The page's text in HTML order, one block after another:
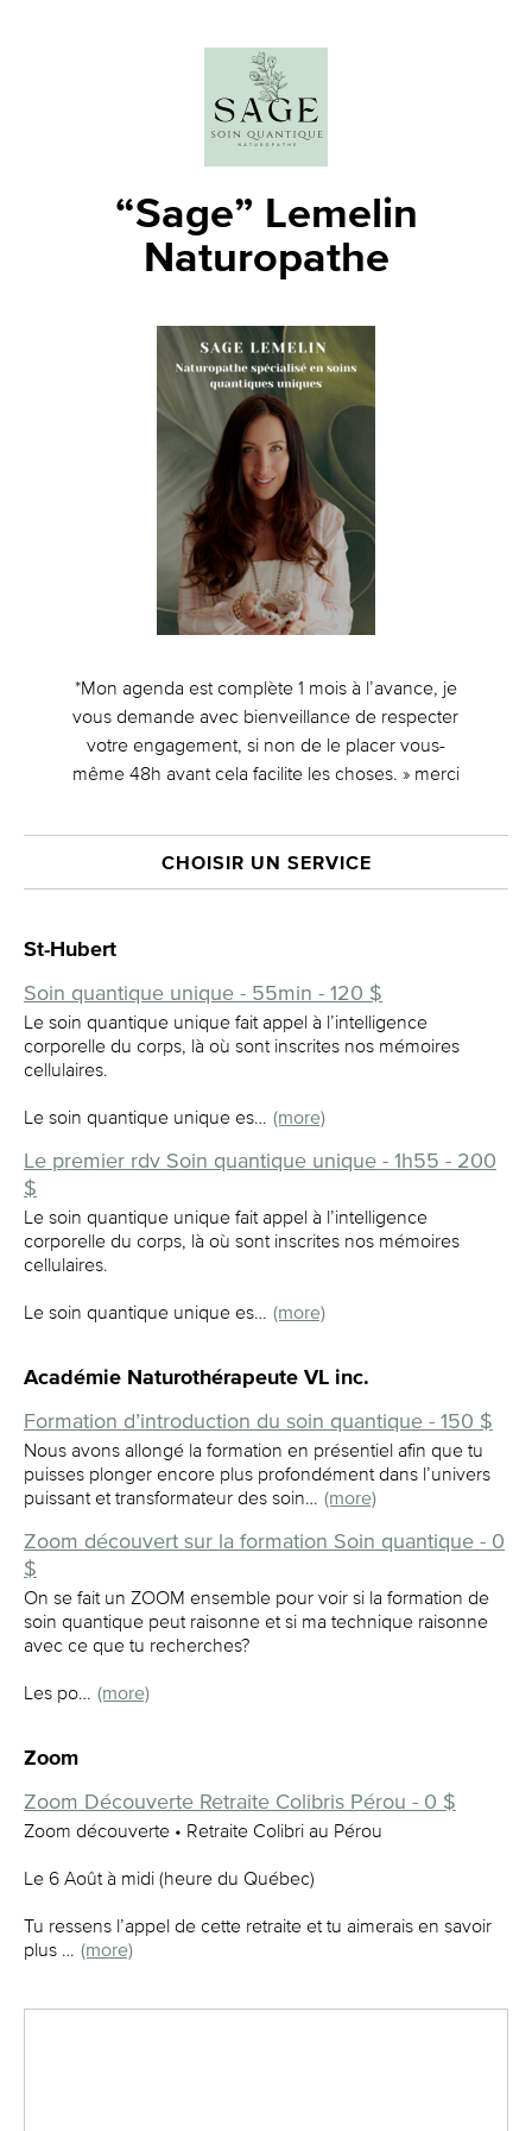
“Sage” Lemelin
Naturopathe
*Mon agenda est complète 1 mois à l’avance, je
vous demande avec bienveillance de respecter
votre engagement, si non de le placer vous-
même 48h avant cela facilite les choses. » merci
CHOISIR UN SERVICE
St-Hubert
Soin quantique unique - 55min - 120 $
Le soin quantique unique fait appel à l’intelligence
corporelle du corps, là où sont inscrites nos mémoires
cellulaires.
Le soin quantique unique es… (more)
Le premier rdv Soin quantique unique - 1h55 - 200
$
Le soin quantique unique fait appel à l’intelligence
corporelle du corps, là où sont inscrites nos mémoires
cellulaires.
Le soin quantique unique es… (more)
Académie Naturothérapeute VL inc.
Formation d’introduction du soin quantique - 150 $
Nous avons allongé la formation en présentiel afin que tu
puisses plonger encore plus profondément dans l’univers
puissant et transformateur des soin… (more)
Zoom découvert sur la formation Soin quantique - 0
$
On se fait un ZOOM ensemble pour voir si la formation de
soin quantique peut raisonne et si ma technique raisonne
avec ce que tu recherches?
Les po… (more)
Zoom
Zoom Découverte Retraite Colibris Pérou - 0 $
Zoom découverte • Retraite Colibri au Pérou
Le 6 Août à midi (heure du Québec)
Tu ressens l’appel de cette retraite et tu aimerais en savoir
plus … (more)